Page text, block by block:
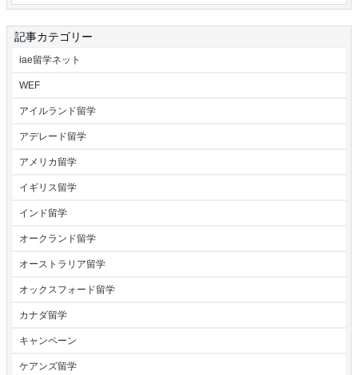
記事カテゴリー
iae留学ネット
WEF
アイルランド留学
アデレード留学
アメリカ留学
イギリス留学
インド留学
オークランド留学
オーストラリア留学
オックスフォード留学
カナダ留学
キャンペーン
ケアンズ留学